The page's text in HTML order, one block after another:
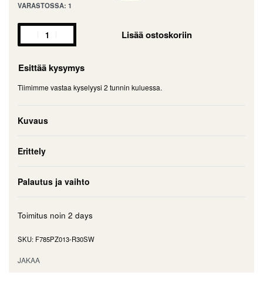
VARASTOSSA: 1
Lisää ostoskoriin
Esittää kysymys
Tiimimme vastaa kyselyysi 2 tunnin kuluessa.
Kuvaus
Erittely
Palautus ja vaihto
Toimitus noin 2 days
F785PZ013-R30SW
JAKAA